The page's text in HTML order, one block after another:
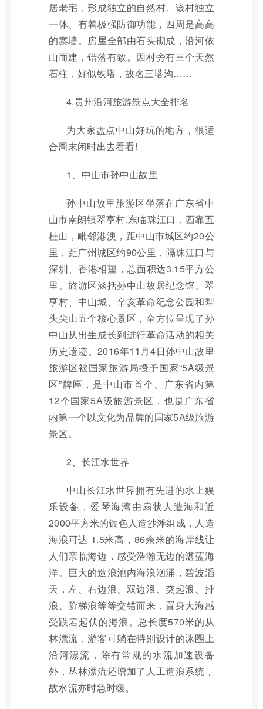
居老宅，形成独立的自然村。该村独立
一体、有着极强防御功能，四周是高高
的寨墙。房屋全部由石头砌成，沿河依
山而建，错落有致。因村旁有三个天然
石柱，好似铁塔，故名三塔沟……
4.贵州沿河旅游景点大全排名
为大家盘点中山好玩的地方，很适
合周末闲时出去看看!
1、中山市孙中山故里
孙中山故里旅游区坐落在广东省中
山市南朗镇翠亨村,东临珠江口，西靠五
桂山，毗邻港澳，距中山市城区约20公
里，距广州城区约90公里，隔珠江口与
深圳、香港相望，总面积达3.15平方公
里。旅游区涵括孙中山故居纪念馆、翠
亨村、中山城、辛亥革命纪念公园和犁
头尖山五个核心景区，全方位呈现了孙
中山从出生成长到进行革命活动的相关
历史遗迹。2016年11月4日孙中山故里
旅游区被国家旅游局授予国家“5A级景
区”牌匾，是中山市首个、广东省内第
12个国家5A级旅游景区，也是广东省
内第一个以文化为品牌的国家5A级旅游
景区。
2、长江水世界
中山长江水世界拥有先进的水上娱
乐设备，爱琴海湾由扇状人造海和近
2000平方米的银色人造沙滩组成，人造
海浪可达 1.5米高，86余米的海岸线让
人们亲临海边，感受浩瀚无边的湛蓝海
洋。巨大的造浪池内海浪汹涌，碧波滔
天，左、右边浪、双边浪、突起浪、排
浪、阶梯浪等等交错而来，置身大海感
受跌宕起伏的海浪。总长度570米的从
林漂流，游客可躺在特别设计的泳圈上
沿河漂流，除有常规的水流加速设备
外，丛林漂流还增加了人工造浪系统，
故水流亦时急时缓。